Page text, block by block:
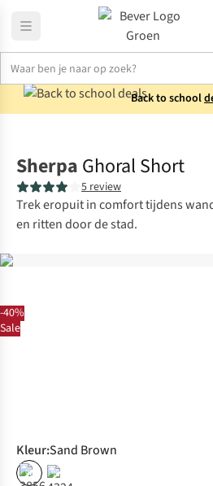
Back to school
-40%
Sale
Sherpa Ghoral Short
5 review
Trek eropuit in comfort tijdens
en ritten door de stad.
Kleur:Sand Brown
% %